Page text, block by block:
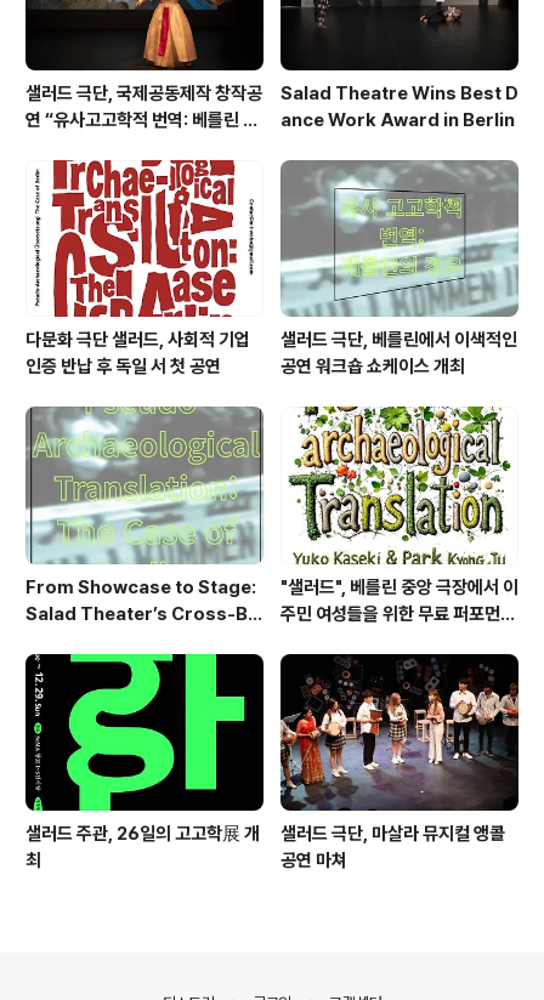
샐러드 극단, 국제공동제작 창작공
연 “유사고고학적 번역: 베를린 사
Salad Theatre Wins Best D
ance Work Award in Berlin
다문화 극단 샐러드, 사회적 기업
인증 반납 후 독일 서 첫 공연
샐러드 극단, 베를린에서 이색적인
공연 워크숍 쇼케이스 개최
From Showcase to Stage:
Salad Theater’s Cross-Bo
o Berlin 2026
"샐러드", 베를린 중앙 극장에서 이
주민 여성들을 위한 무료 퍼포먼스
샐러드 주관, 26일의 고고학展 개
최
샐러드 극단, 마살라 뮤지컬 앵콜
공연 마쳐